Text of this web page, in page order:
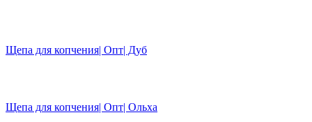
Щепа для копчения| Опт| Дуб
Щепа для копчения| Опт| Ольха